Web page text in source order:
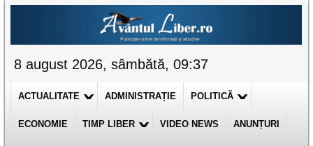
8 august 2026, sâmbătă, 09:37
ACTUALITATE ADMINISTRAȚIE POLITICĂ
ECONOMIE TIMP LIBER VIDEO NEWS ANUNȚURI